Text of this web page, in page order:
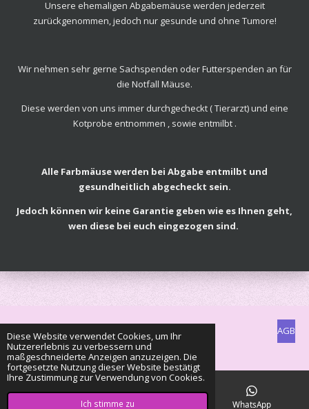
Diese Website verwendet Cookies, um Ihr
Nutzererlebnis zu verbessern und
maßgeschneiderte Anzeigen anzuzeigen. Die
fortgesetzte Nutzung dieser Website bestätigt
Ihre Zustimmung zur Verwendung von Cookies.
Ich stimme zu
Unsere ehemaligen Abgabemäuse werden jederzeit
zurückgenommen, jedoch nur gesunde und ohne Tumore!
Wir nehmen sehr gerne Sachspenden oder Futterspenden an für
die Notfall Mäuse.
Diese werden von uns immer durchgecheckt ( Tierarzt) und eine
Kotprobe entnommen , sowie entmilbt .
Alle Farbmäuse werden bei Abgabe entmilbt und
gesundheitlich abgecheckt sein.
Jedoch können wir keine Garantie geben wie es Ihnen geht,
wen diese bei euch eingezogen sind.
AGB
© 2022 - 2026 Clan of Color Mouse
WhatsApp